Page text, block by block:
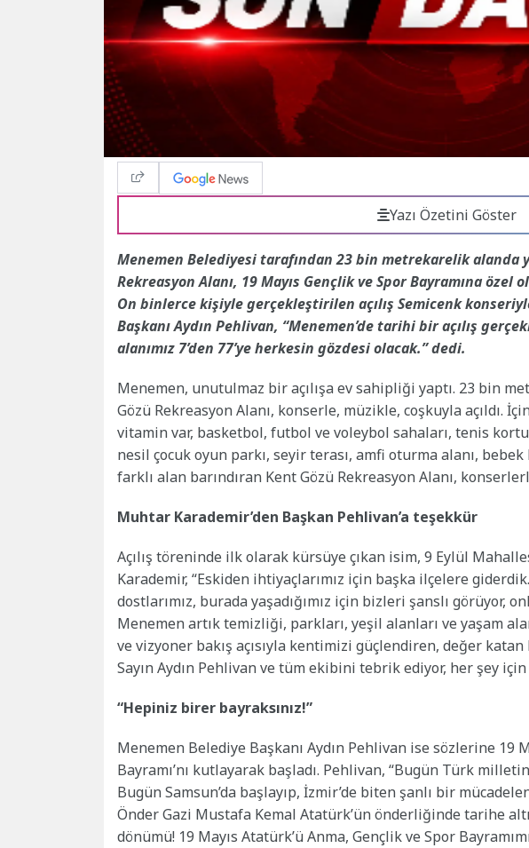
Yazı Özetini Göster
Menemen Belediyesi tarafından 23 bin metrekarelik alanda
Rekreasyon Alanı, 19 Mayıs Gençlik ve Spor Bayramına
On binlerce kişiyle gerçekleştirilen açılış Semicenk
Başkanı Aydın Pehlivan, “Menemen’de tarihi bir açılış
alanımız 7’den 77’ye herkesin gözdesi olacak.” dedi.
Menemen, unutulmaz bir açılışa ev sahipliği yaptı. 23 bin
Gözü Rekreasyon Alanı, konserle, müzikle, coşkuyla açıldı.
vitamin var, basketbol, futbol ve voleybol sahaları, tenis
nesil çocuk oyun parkı, seyir terası, amfi oturma alanı,
farklı alan barındıran Kent Gözü Rekreasyon Alanı,
Muhtar Karademir’den Başkan Pehlivan’a teşekkür
Açılış töreninde ilk olarak kürsüye çıkan isim, 9 Eylül
Karademir, “Eskiden ihtiyaçlarımız için başka ilçelere
dostlarımız, burada yaşadığımız için bizleri şanslı görüyor,
Menemen artık temizliği, parkları, yeşil alanları ve yaşam
ve vizyoner bakış açısıyla kentimizi güçlendiren, değer katan
Sayın Aydın Pehlivan ve tüm ekibini tebrik ediyor, her şey
“Hepiniz birer bayraksınız!”
Menemen Belediye Başkanı Aydın Pehlivan ise sözlerine 19
Bayramı’nı kutlayarak başladı. Pehlivan, “Bugün Türk
Bugün Samsun’da başlayıp, İzmir’de biten şanlı bir
Önder Gazi Mustafa Kemal Atatürk’ün önderliğinde tarihe
dönümü! 19 Mayıs Atatürk’ü Anma, Gençlik ve Spor